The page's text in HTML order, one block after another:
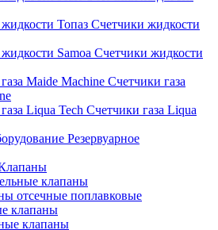
Счетчики жидкости
Счетчики жидкости
Счетчики газа
Счетчики газа Liqua
Резервуарное
клапаны
отсечные поплавковые
клапаны
клапаны